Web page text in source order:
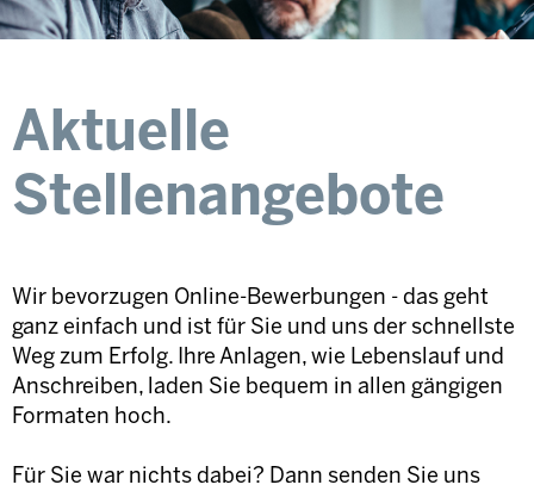
Aktuelle
Stellenangebote
Wir bevorzugen Online-Bewerbungen - das geht
ganz einfach und ist für Sie und uns der schnellste
Weg zum Erfolg. Ihre Anlagen, wie Lebenslauf und
Anschreiben, laden Sie bequem in allen gängigen
Formaten hoch.
Für Sie war nichts dabei? Dann senden Sie uns